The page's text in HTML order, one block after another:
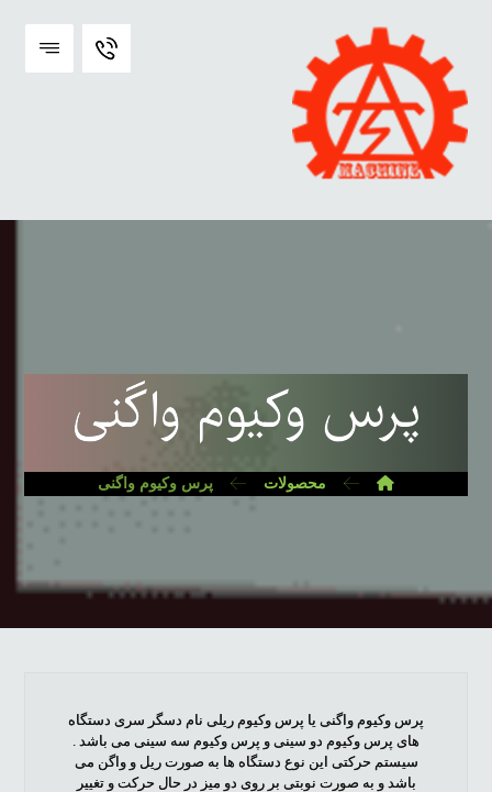
پرس وکیوم واگنی
محصولات پرس وکیوم واگنی
پرس وکیوم واگنی یا پرس وکیوم ریلی نام دسگر سری دستگاه
های پرس وکیوم دو سینی و پرس وکیوم سه سینی می باشد .
سیستم حرکتی این نوع دستگاه ها به صورت ریل و واگن می
باشد و به صورت نوبتی بر روی دو میز در حال حرکت و تغییر